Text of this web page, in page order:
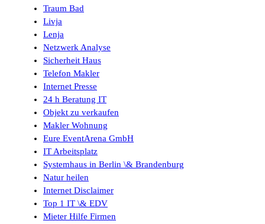
Traum Bad
Livja
Lenja
Netzwerk Analyse
Sicherheit Haus
Telefon Makler
Internet Presse
24 h Beratung IT
Objekt zu verkaufen
Makler Wohnung
Eure EventArena GmbH
IT Arbeitsplatz
Systemhaus in Berlin \& Brandenburg
Natur heilen
Internet Disclaimer
Top 1 IT \& EDV
Mieter Hilfe Firmen